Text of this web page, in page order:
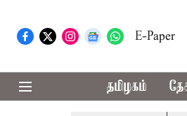
E-Paper
தமிழகம்